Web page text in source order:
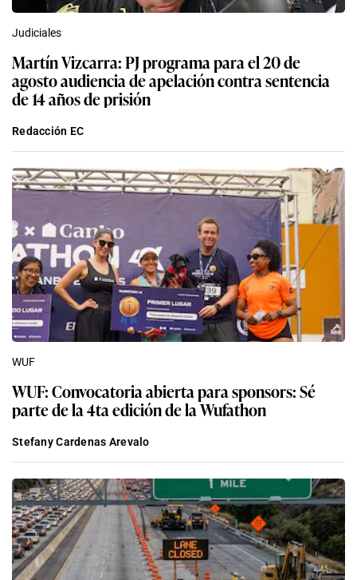
Judiciales
Martín Vizcarra: PJ programa para el 20 de
agosto audiencia de apelación contra sentencia
de 14 años de prisión
Redacción EC
WUF
WUF: Convocatoria abierta para sponsors: Sé
parte de la 4ta edición de la Wufathon
Stefany Cardenas Arevalo